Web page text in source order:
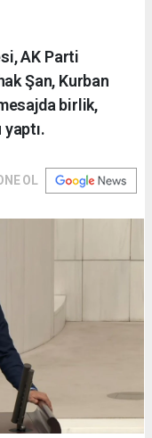
AK Parti
Şan, Kurban
birlik,
OL